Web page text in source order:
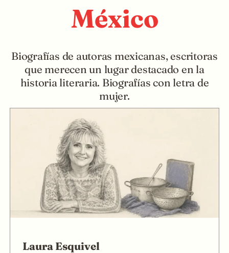
México
Biografías de autoras mexicanas, escritoras
que merecen un lugar destacado en la
historia literaria. Biografías con letra de
mujer.
Laura Esquivel